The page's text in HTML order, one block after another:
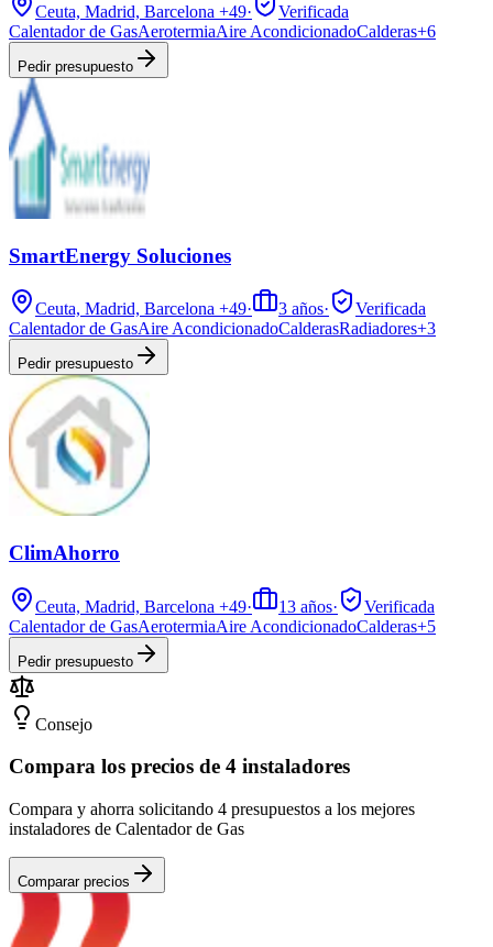
Ceuta, Madrid, Barcelona +49·
Verificada
Calentador de GasAerotermiaAire AcondicionadoCalderas+6
Pedir presupuesto
SmartEnergy Soluciones
Ceuta, Madrid, Barcelona +49· 3 años·
Verificada
Calentador de GasAire AcondicionadoCalderasRadiadores+3
Pedir presupuesto
ClimAhorro
Ceuta, Madrid, Barcelona +49· 13 años·
Verificada
Calentador de GasAerotermiaAire AcondicionadoCalderas+5
Pedir presupuesto
Consejo
Compara los precios de 4 instaladores
Compara y ahorra solicitando 4 presupuestos a los mejores
instaladores de Calentador de Gas
Comparar precios